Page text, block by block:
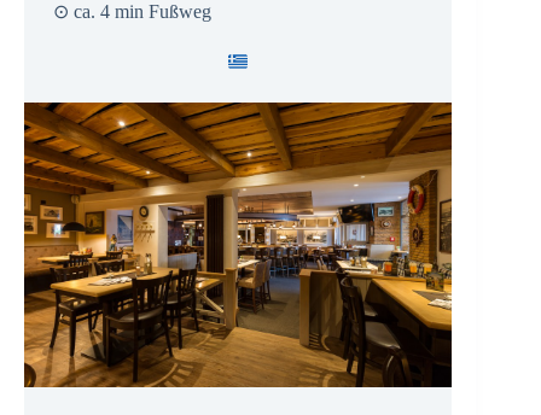
⊙ ca. 4 min Fußweg